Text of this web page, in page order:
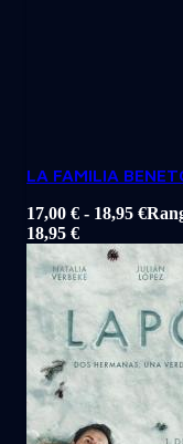
LA FAMILIA
17,00 € - 18,95 €
18,95 €